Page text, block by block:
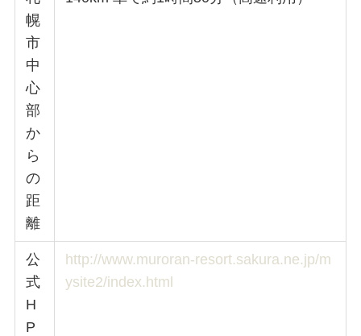
幌
市
中
心
部
か
ら
の
距
離
公
式
H
P
http://www.muroran-resort.sakura.ne.jp/m
ysite2/index.html